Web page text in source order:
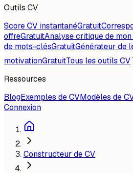
Outils CV
Score CV instantanéGratuit
offreGratuitAnalyse critique de mon
de mots-clésGratuitGénérateur de
motivationGratuitTous les outils CV
Ressources
BlogExemples de CVModèles de
Connexion
Constructeur de CV